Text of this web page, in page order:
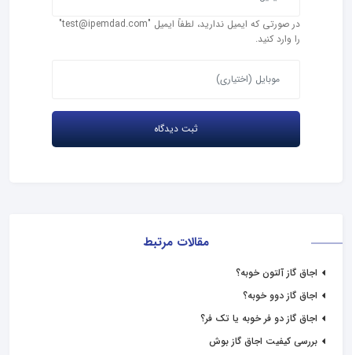
مقالات مرتبط
اجاق گاز آلتون خوبه؟
اجاق گاز دوو خوبه؟
اجاق گاز دو فر خوبه یا تک فر؟
بررسی کیفیت اجاق گاز بوش
در صورتی که ایمیل ندارید، لطفاً ایمیل "test@ipemdad.com"
را وارد کنید.